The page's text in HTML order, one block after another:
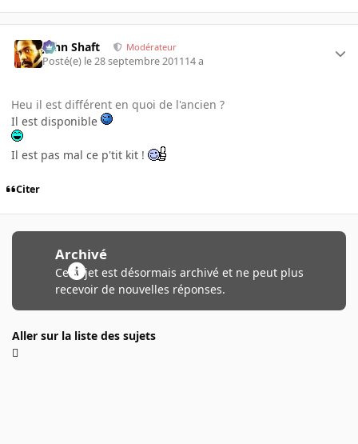
John Shaft Modérateur
Posté(e) le 28 septembre 201114 a
Heu il est différent en quoi de l'ancien ?
Il est disponible
Il est pas mal ce p'tit kit !
Citer
Archivé
Ce sujet est désormais archivé et ne peut plus
recevoir de nouvelles réponses.
Aller sur la liste des sujets